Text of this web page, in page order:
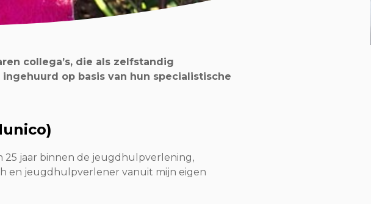
collega’s, die als zelfstandig
op basis van hun specialistische
25 jaar binnen de jeugdhulpverlening,
en jeugdhulpverlener vanuit mijn eigen